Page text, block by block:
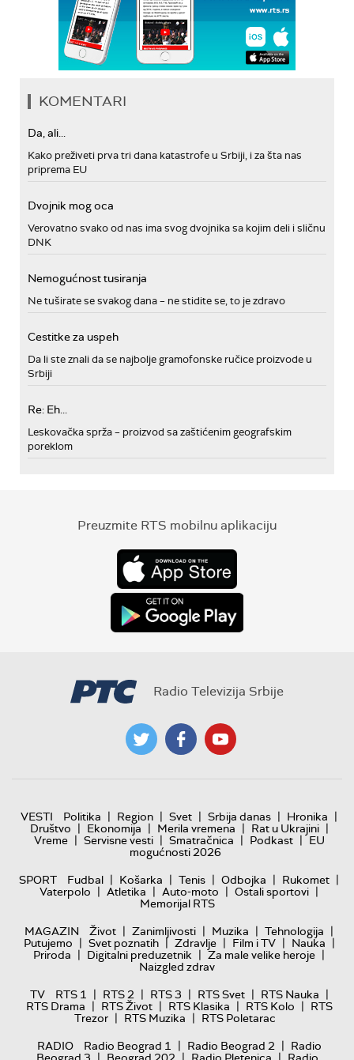
KOMENTARI
Da, ali...
Kako preživeti prva tri dana katastrofe u Srbiji, i za šta nas
priprema EU
Dvojnik mog oca
Verovatno svako od nas ima svog dvojnika sa kojim deli i sličnu
DNK
Nemogućnost tusiranja
Ne tuširate se svakog dana – ne stidite se, to je zdravo
Cestitke za uspeh
Da li ste znali da se najbolje gramofonske ručice proizvode u
Srbiji
Re: Eh...
Leskovačka sprža – proizvod sa zaštićenim geografskim
poreklom
Preuzmite RTS mobilnu aplikaciju
Radio Televizija Srbije
VESTI Politika | Region | Svet | Srbija danas | Hronika |
Društvo | Ekonomija | Merila vremena | Rat u Ukrajini |
Vreme | Servisne vesti | Smatračnica | Podkast | EU
mogućnosti 2026
SPORT
Fudbal | Košarka | Tenis | Odbojka | Rukomet |
Vaterpolo | Atletika | Auto-moto | Ostali sportovi |
Memorijal RTS
MAGAZIN
Život | Zanimljivosti | Muzika | Tehnologija |
Putujemo | Svet poznatih | Zdravlje | Film i TV | Nauka |
Priroda | Digitalni preduzetnik | Za male velike heroje |
Naizgled zdrav
TV
RTS 1 | RTS 2 | RTS 3 | RTS Svet | RTS Nauka |
RTS Drama | RTS Život | RTS Klasika | RTS Kolo | RTS
Trezor | RTS Muzika | RTS Poletarac
RADIO
Radio Beograd 1 | Radio Beograd 2 | Radio